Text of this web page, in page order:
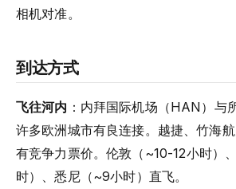
相机对准。
到达方式
飞往河内 ：内拜国际机场（HAN）与
许多欧洲城市有良连接。越捷、竹海
有竞争力票价。伦敦（~10-12小时）
时）、悉尼（~9小时）直飞。